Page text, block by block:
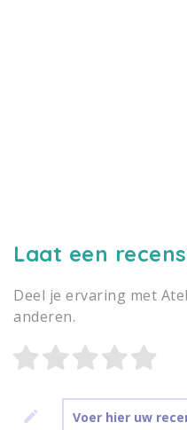
Laat een
Deel je ervaring met
anderen.